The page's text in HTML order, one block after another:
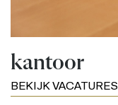
kantoor
BEKIJK VACATURES